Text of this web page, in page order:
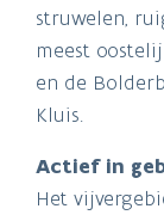
struwelen,
meest
en de
Kluis.
Actief in
Het